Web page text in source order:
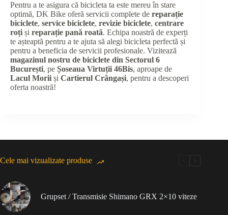
Pentru a te asigura că bicicleta ta este mereu în stare
optimă, DK Bike oferă servicii complete de reparație
biciclete, service biciclete, revizie biciclete, centrare
roți și reparație pană roată. Echipa noastră de experți
te așteaptă pentru a te ajuta să alegi bicicleta perfectă și
pentru a beneficia de servicii profesionale. Vizitează
magazinul nostru de biciclete din Sectorul 6
București, pe Șoseaua Virtuții 46Bis, aproape de
Lacul Morii și Cartierul Crângași, pentru a descoperi
oferta noastră!
Cele mai vizualizate produse
Grupset / Transmisie Shimano GRX 2×10 viteze